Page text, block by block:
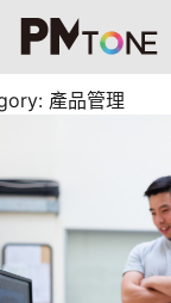
產品管理